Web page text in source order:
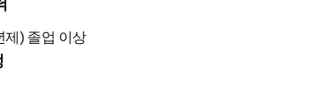
제)졸업 이상